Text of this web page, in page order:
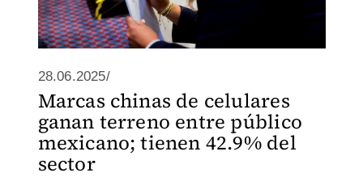
28.06.2025/
Marcas chinas de celulares
ganan terreno entre público
mexicano; tienen 42.9% del
sector